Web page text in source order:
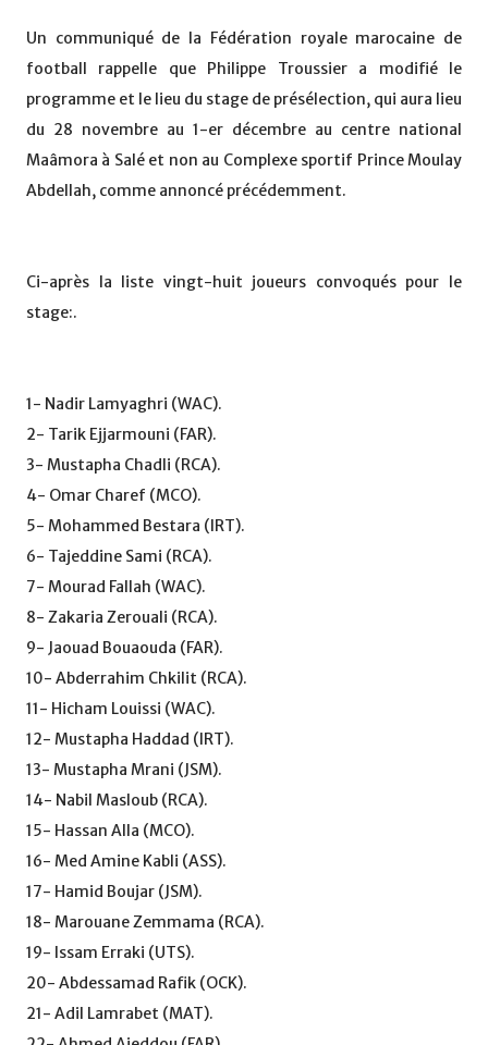
Un communiqué de la Fédération royale marocaine de
football rappelle que Philippe Troussier a modifié le
programme et le lieu du stage de présélection, qui aura lieu
du 28 novembre au 1-er décembre au centre national
Maâmora à Salé et non au Complexe sportif Prince Moulay
Abdellah, comme annoncé précédemment.
Ci-après la liste vingt-huit joueurs convoqués pour le
stage:.
1- Nadir Lamyaghri (WAC).
2- Tarik Ejjarmouni (FAR).
3- Mustapha Chadli (RCA).
4- Omar Charef (MCO).
5- Mohammed Bestara (IRT).
6- Tajeddine Sami (RCA).
7- Mourad Fallah (WAC).
8- Zakaria Zerouali (RCA).
9- Jaouad Bouaouda (FAR).
10- Abderrahim Chkilit (RCA).
11- Hicham Louissi (WAC).
12- Mustapha Haddad (IRT).
13- Mustapha Mrani (JSM).
14- Nabil Masloub (RCA).
15- Hassan Alla (MCO).
16- Med Amine Kabli (ASS).
17- Hamid Boujar (JSM).
18- Marouane Zemmama (RCA).
19- Issam Erraki (UTS).
20- Abdessamad Rafik (OCK).
21- Adil Lamrabet (MAT).